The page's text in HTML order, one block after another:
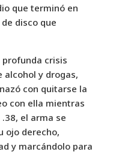
que terminó en
disco que
crisis
alcohol y drogas,
con quitarse la
con ella mientras
el arma se
ojo derecho,
y marcándolo para